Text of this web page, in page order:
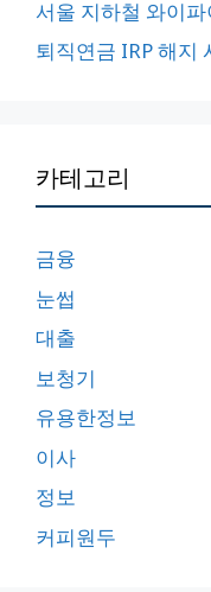
서울 지하철 와이
퇴직연금 IRP 해지
카테고리
금융
눈썹
대출
보청기
유용한정보
이사
정보
커피원두